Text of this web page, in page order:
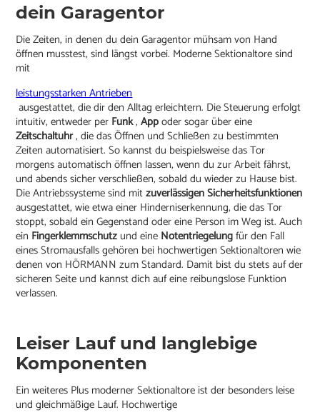
dein Garagentor
Die Zeiten, in denen du dein Garagentor mühsam von Hand
öffnen musstest, sind längst vorbei. Moderne Sektionaltore sind
mit
leistungsstarken Antrieben
ausgestattet, die dir den Alltag erleichtern. Die Steuerung erfolgt
intuitiv, entweder per Funk,Appoder sogar über eine
Zeitschaltuhr, die das Öffnen und Schließen zu bestimmten
Zeiten automatisiert. So kannst du beispielsweise das Tor
morgens automatisch öffnen lassen, wenn du zur Arbeit fährst,
und abends sicher verschließen, sobald du wieder zu Hause bist.
Die Antriebssysteme sind mitzuverlässigen Sicherheitsfunktionen
ausgestattet, wie etwa einer Hinderniserkennung, die das Tor
stoppt, sobald ein Gegenstand oder eine Person im Weg ist. Auch
ein Fingerklemmschutz und eine Notentriegelungfür den Fall
eines Stromausfalls gehören bei hochwertigen Sektionaltoren wie
denen von HÖRMANN zum Standard. Damit bist du stets auf der
sicheren Seite und kannst dich auf eine reibungslose Funktion
verlassen.
Leiser Lauf und langlebige
Komponenten
Ein weiteres Plus moderner Sektionaltore ist der besonders leise
und gleichmäßige Lauf. Hochwertige